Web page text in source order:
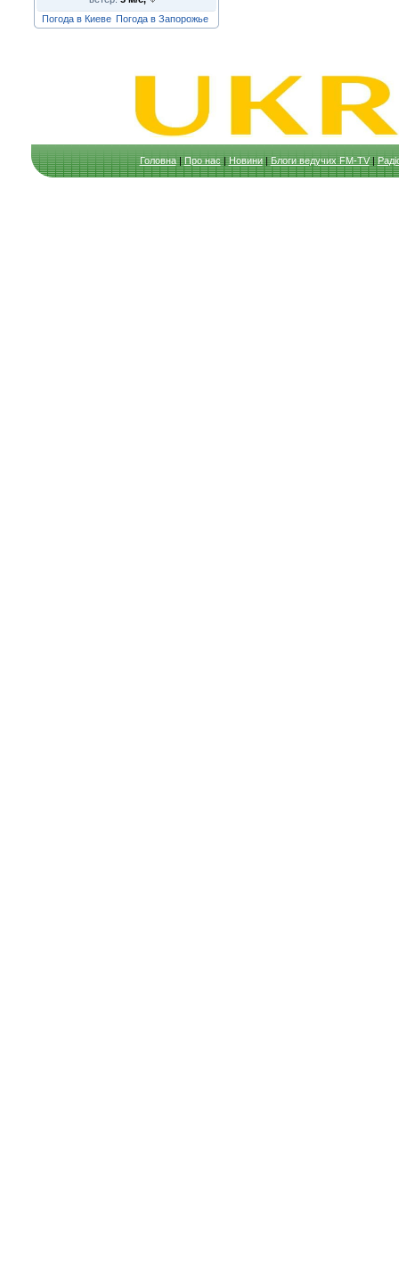
Погода в Киеве Погода в Запорожье
Головна|Про нас|Новини|Блоги ведучих FM-TV|